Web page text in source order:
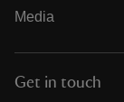
Media
Get in touch